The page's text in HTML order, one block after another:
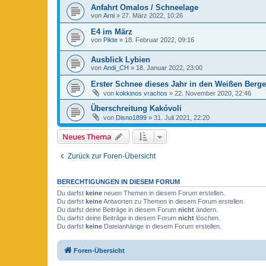
Anfahrt Omalos / Schneelage
von Arni » 27. März 2022, 10:26
E4 im März
von Pikte » 18. Februar 2022, 09:16
Ausblick Lybien
von Andi_CH » 18. Januar 2022, 23:00
Erster Schnee dieses Jahr in den Weißen
von kokkinos vrachos » 22. November 2020, 22:46
Überschreitung Kakóvoli
von Disno1899 » 31. Juli 2021, 22:20
Neues Thema
Zurück zur Foren-Übersicht
BERECHTIGUNGEN IN DIESEM FORUM
Du darfst keine neuen Themen in diesem Forum erstellen.
Du darfst keineAntworten zu Themen in diesem Forum erstellen.
Du darfst deine Beiträge in diesem Forum nicht ändern.
Du darfst deine Beiträge in diesem Forum nicht löschen.
Du darfst keine Dateianhänge in diesem Forum erstellen.
Foren-Übersicht